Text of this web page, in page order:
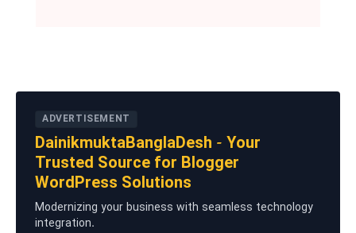
ADVERTISEMENT
DainikmuktaBanglaDesh - Your
Trusted Source for Blogger
WordPress Solutions
Modernizing your business with seamless technology
integration.